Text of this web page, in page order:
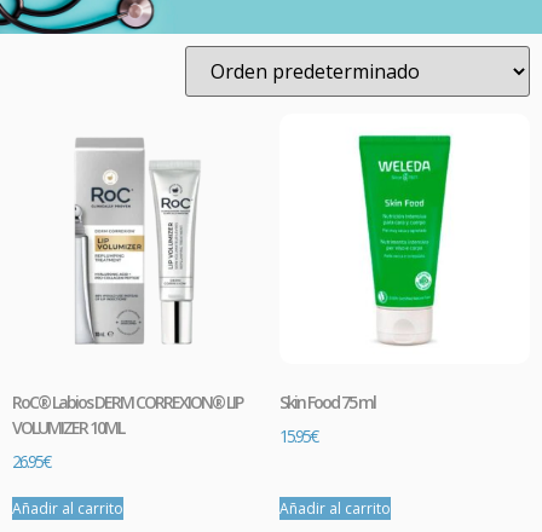
RoC® Labios DERM CORREXION® LIP
VOLUMIZER 10ML
26.95€
Añadir al carrito
Skin Food 75 ml
15.95€
Añadir al carrito